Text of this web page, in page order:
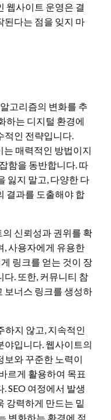
웹사이트 운영은 결
된다는 점을 잊지 마
고리즘의 변화를 추
하는 디지털 환경에
적인 전략입니다.
매력적인 방법이지
함을 동반합니다. 따
잃지 말고, 다양한 다
결과를 도출해야 합
신뢰성과 권위를 확
, 사용자에게 유용한
링크를 얻는 것이 장
. 또한, 커뮤니티 참
보너스 링크를 생성하
하지 않고, 지속적인
야입니다. 웹사이트의
보와 꾸준한 노력이
르게 활용하여 목표
SEO 여정에서 발생
강력하게 만드는 밑
변화하는 환경에 적